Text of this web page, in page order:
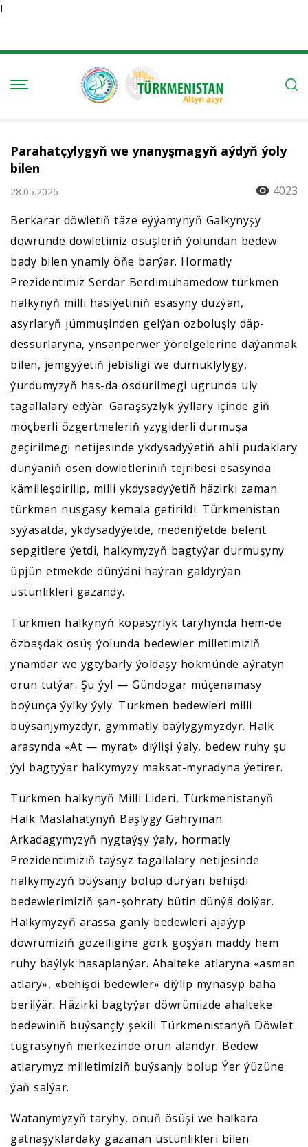
Ï
Parahatçylygyň we ynanyşmagyň aýdyň ýoly
bilen
28.05.2026
4023
Berkarar döwletiň täze eýýamynyň Galkynyşy
döwründe döwletimiz ösüşleriň ýolundan bedew
bady bilen ynamly öňe barýar. Hormatly
Prezidentimiz Serdar Berdimuhamedow türkmen
halkynyň milli häsiýetiniň esasyny düzýän,
asyrlaryň jümmüşinden gelýän özboluşly däp-
dessurlaryna, ynsanperwer ýörelgelerine daýanmak
bilen, jemgyýetiň jebisligi we durnuklylygy,
ýurdumyzyň has-da ösdürilmegi ugrunda uly
tagallalary edýär. Garaşsyzlyk ýyllary içinde giň
möçberli özgertmeleriň yzygiderli durmuşa
geçirilmegi netijesinde ykdysadyýetiň ähli pudaklary
dünýäniň ösen döwletleriniň tejribesi esasynda
kämilleşdirilip, milli ykdysadyýetiň häzirki zaman
türkmen nusgasy kemala getirildi. Türkmenistan
syýasatda, ykdysadyýetde, medeniýetde belent
sepgitlere ýetdi, halkymyzyň bagtyýar durmuşyny
üpjün etmekde dünýäni haýran galdyrýan
üstünlikleri gazandy.
Türkmen halkynyň köpasyrlyk taryhynda hem-de
özbaşdak ösüş ýolunda bedewler milletimiziň
ynamdar we ygtybarly ýoldaşy hökmünde aýratyn
orun tutýar. Şu ýyl — Gündogar müçenamasy
boýunça ýylky ýyly. Türkmen bedewleri milli
buýsanjymyzdyr, gymmatly baýlygymyzdyr. Halk
arasynda «At — myrat» diýlişi ýaly, bedew ruhy şu
ýyl bagtyýar halkymyzy maksat-myradyna ýetirer.
Türkmen halkynyň Milli Lideri, Türkmenistanyň
Halk Maslahatynyň Başlygy Gahryman
Arkadagymyzyň nygtaýşy ýaly, hormatly
Prezidentimiziň taýsyz tagallalary netijesinde
halkymyzyň buýsanjy bolup durýan behişdi
bedewlerimiziň şan-şöhraty bütin dünýä dolýar.
Halkymyzyň arassa ganly bedewleri ajaýyp
döwrümiziň gözelligine görk goşýan maddy hem
ruhy baýlyk hasaplanýar. Ahalteke atlaryna «asman
atlary», «behişdi bedewler» diýlip mynasyp baha
berilýär. Häzirki bagtyýar döwrümizde ahalteke
bedewiniň buýsançly şekili Türkmenistanyň Döwlet
tugrasynyň merkezinde orun alandyr. Bedew
atlarymyz milletimiziň buýsanjy bolup Ýer ýüzüne
ýaň salýar.
Watanymyzyň taryhy, onuň ösüşi we halkara
gatnaşyklardaky gazanan üstünlikleri bilen